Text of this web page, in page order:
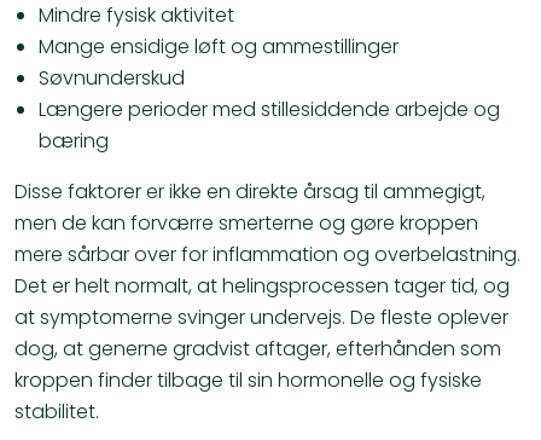
Mindre fysisk aktivitet
Mange ensidige løft og ammestillinger
Søvnunderskud
Længere perioder med stillesiddende arbejde og
bæring
Disse faktorer er ikke en direkte årsag til ammegigt,
men de kan forværre smerterne og gøre kroppen
mere sårbar over for inflammation og overbelastning.
Det er helt normalt, at helingsprocessen tager tid, og
at symptomerne svinger undervejs. De fleste oplever
dog, at generne gradvist aftager, efterhånden som
kroppen finder tilbage til sin hormonelle og fysiske
stabilitet.